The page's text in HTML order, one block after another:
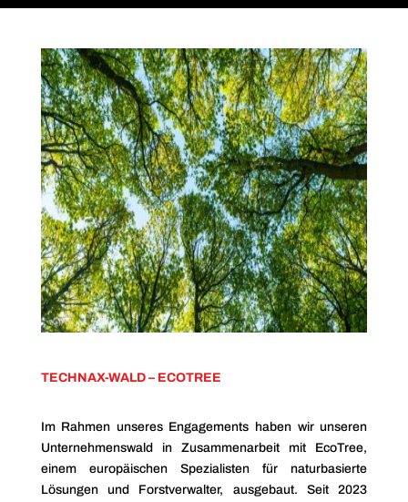
TECHNAX-WALD – ECOTREE
Im Rahmen unseres Engagements haben wir unseren
Unternehmenswald in Zusammenarbeit mit EcoTree,
einem europäischen Spezialisten für naturbasierte
Lösungen und Forstverwalter, ausgebaut. Seit 2023